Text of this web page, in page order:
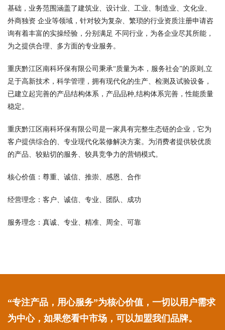
基础，业务范围涵盖了建筑业、设计业、工业、制造业、文化业、
外商独资 企业等领域，针对较为复杂、繁琐的行业资质注册申请咨
询有着丰富的实操经验，分别满足 不同行业，为各企业尽其所能，
为之提供合理、多方面的专业服务。
重庆黔江区南科环保有限公司秉承“质量为本，服务社会”的原则,立
足于高新技术，科学管理，拥有现代化的生产、检测及试验设备，
已建立起完善的产品结构体系，产品品种,结构体系完善，性能质量
稳定。
重庆黔江区南科环保有限公司是一家具有完整生态链的企业，它为
客户提供综合的、专业现代化装修解决方案。为消费者提供较优质
的产品、较贴切的服务、较具竞争力的营销模式。
核心价值：尊重、诚信、推崇、感恩、合作
经营理念：客户、诚信、专业、团队、成功
服务理念：真诚、专业、精准、周全、可靠
“专注产品，用心服务”为核心价值，一切以用户需求
为中心，如果您看中市场，可以加盟我们品牌。